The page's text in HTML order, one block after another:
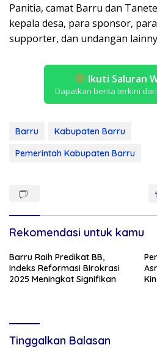
Panitia, camat Barru dan
kepala desa, para sponsor,
supporter, dan undangan
Ikuti Saluran
Dapatkan berita terkini
Barru
Kabupaten Barru
Pemerintah Kabupaten Barru
Rekomendasi untuk kamu
Barru Raih Predikat BB,
Indeks Reformasi Birokrasi
2025 Meningkat Signifikan
Tinggalkan Balasan